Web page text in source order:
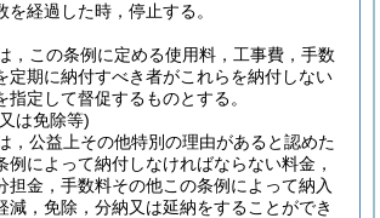
を経過した時，停止する。
，この条例に定める使用料，工事費，手数
定期に納付すべき者がこれらを納付しない
指定して督促するものとする。
は免除等)
，公益上その他特別の理由があると認めた
例によって納付しなければならない料金，
担金，手数料その他この条例によって納入
減，免除，分納又は延納をすることができ